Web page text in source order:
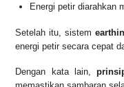
Energi petir diarahkan
Setelah itu, sistem
energi petir secara cepat
Dengan kata lain,